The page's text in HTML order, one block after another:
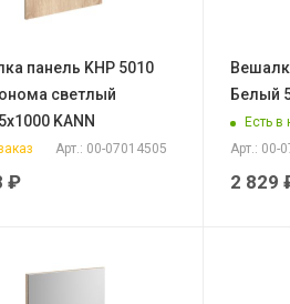
панель KHP 5010
светлый
KANN
Арт.: 00-07014505
₽
Белый
Есть в
Арт.: 00-
2 829